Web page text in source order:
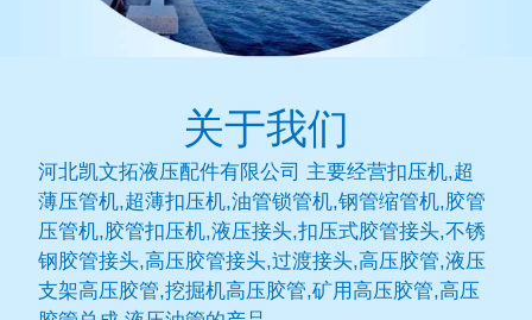
关于我们
河北凯文拓液压配件有限公司 主要经营扣压机,超
薄压管机,超薄扣压机,油管锁管机,钢管缩管机,胶管
压管机,胶管扣压机,液压接头,扣压式胶管接头,不锈
钢胶管接头,高压胶管接头,过渡接头,高压胶管,液压
支架高压胶管,挖掘机高压胶管,矿用高压胶管,高压